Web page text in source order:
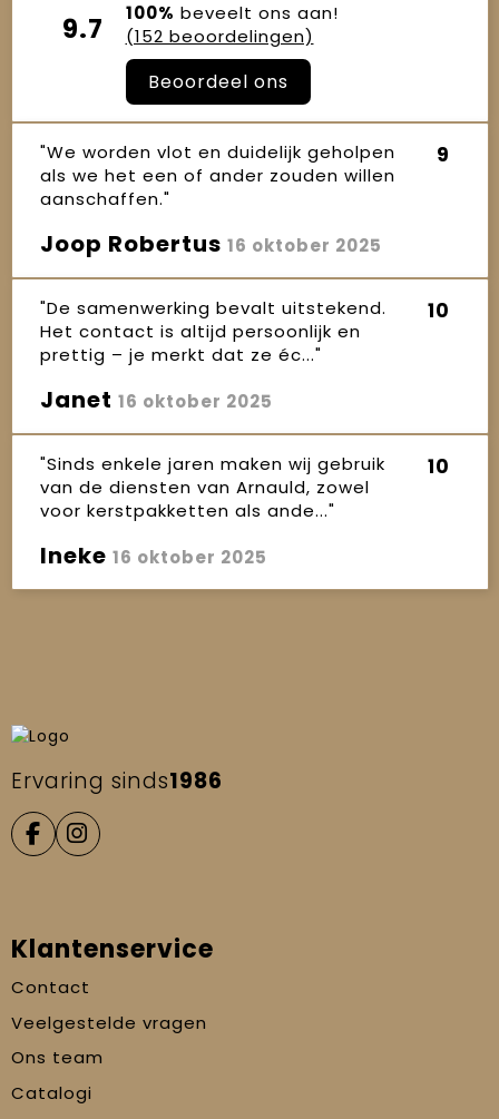
9.7 100% beveelt ons aan!
(152 beoordelingen)
Beoordeel ons
"We worden vlot en duidelijk geholpen
als we het een of ander zouden willen
aanschaffen."
9
Joop Robertus 16 oktober 2025
"De samenwerking bevalt uitstekend.
Het contact is altijd persoonlijk en
prettig – je merkt dat ze éc..."
10
Janet 16 oktober 2025
"Sinds enkele jaren maken wij gebruik
van de diensten van Arnauld, zowel
voor kerstpakketten als ande..."
10
Ineke 16 oktober 2025
Ervaring sinds1986
Klantenservice
Contact
Veelgestelde vragen
Ons team
Catalogi